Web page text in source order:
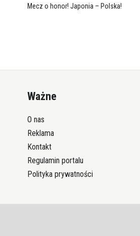
Mecz o honor! Japonia – Polska!
Ważne
O nas
Reklama
Kontakt
Regulamin portalu
Polityka prywatności